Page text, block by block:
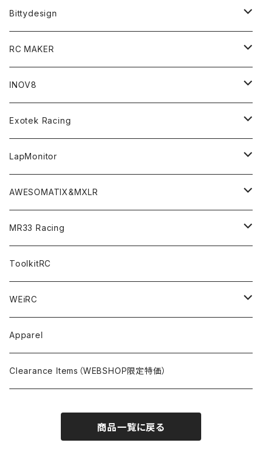
T4 MID Conversion Kit
T4 FWD Conversion Kit
BD9 MID Conversion Kit
Option Parts For TRF420,420X
Option Parts For TA08/TA08R
TA08
TA08R
Option Parts For XRAY T4
Option Parts For YOKOMO BD9
Option Parts For YOKOMO BD8
Accessories
Discontinued Products
Option Parts For A800R
Batteries
Merchandise
Accessories
CREST ESC
CREST X EVO
CRESR RS120
CREST Stocki Motor
CREST Modi Motor
Special Set（ZEROTRIBEオリジナル）
Bittydesign
On-Road Clear Body＜オンロード用ボディ＞
GT8 （1/8 W/B325mm,W/B360mm）
LMH （1/10 190mm）
M-Chassis（1/10 W/B210-225mm）
F1（1/10）
Liquid Mask＜リキッドマスク＞
Accessories＜バッグ/その他製品＞
Stencils＜エアブラシ用ステンシル＞
RC MAKER
SP2＜組立キット／スペアー＆オプションパーツ＞
SP1＜組立キット／スペアー＆オプションパーツ＞
SP1-F＜組立キット／スペアー＆オプションパーツ＞
Awesomatix
A800MMX
A800R
XRAY
X4
X4F
Accessories
YOKOMO
BD12
BD11
MUGEN
MTC2
SANWA
Schumacher
INOV8
Bodyshell Accessories
Setup Tools
Pit Accessories
Radio Accessories
Option Parts
Electronics
Tire Cleaner/Additive
Exotek Racing
Bodies
F1ULTRA
RUBBER TIRES＆WHEEL
LapMonitor
Decoder
Transponder
Accessories
AWESOMATIX&MXLR
A800R（KIT＆Spare & Optional）
A12（KIT＆Spare & Optional）
MR33 Racing
Chemicals＜ケミカル＞
Shock Oil＜ショックオイル＞
Diff Oil＜デフオイル＞
Ball Bearing Oil＜ボールベアリングオイル＞
Tires＜タイヤ関連＞
Additive＜グリップ剤＞
Glue＜瞬間接着剤＞
1/12 Racing＜1/12レーシングタイヤ用＞
OptionParts＜オプションパーツ＞
AWESOMATIX A800R＜A800R用オプション＞
Accessories＜アクセサリー＞
Pinions/Spur Gears＜ピニオン/スパーギア＞
Tools＜ドライバー他＞
Batteries＜バッテリー（バッグ,コネクター類含）＞
ToolkitRC
WEiRC
Spring Steel Chassis
DLC Black Spring Steel Chassis
Apparel
Clearance Items（WEBSHOP限定特価）
商品一覧に戻る